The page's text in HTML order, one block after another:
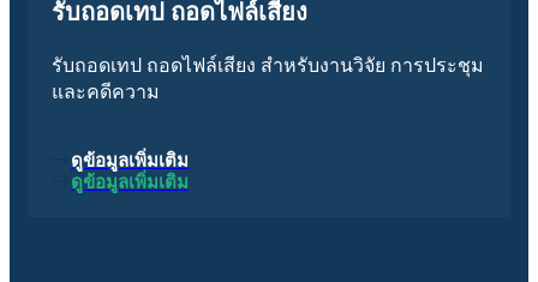
รับถอดเทป ถอดไฟล์เสียง
รับถอดเทป ถอดไฟล์เสียง สำหรับงานวิจัย การประชุม
และคดีความ
ดูข้อมูลเพิ่มเติม
ดูข้อมูลเพิ่มเติม